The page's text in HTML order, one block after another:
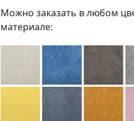
Можно заказать в любом
материале: